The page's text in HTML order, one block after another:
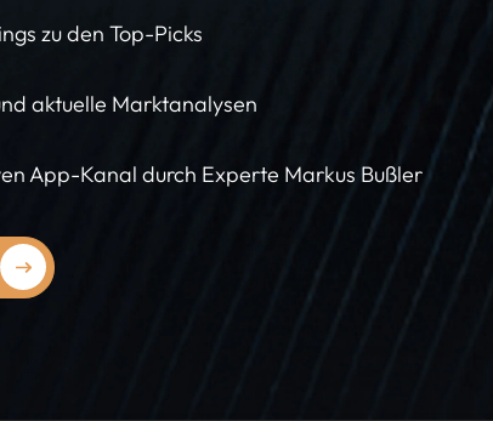
zu den Top-Picks
aktuelle Marktanalysen
App-Kanal durch Experte Markus Bußler